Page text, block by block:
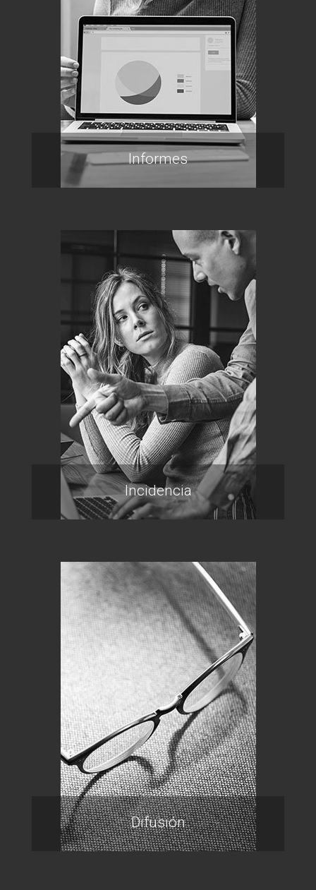
Informes
Incidencia
Difusión